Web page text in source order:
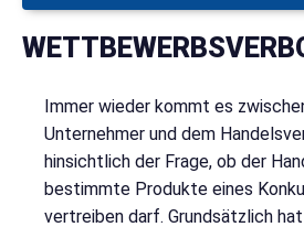
Immer wieder kommt es
Unternehmer und dem
hinsichtlich der Frage, ob der
bestimmte Produkte eines
vertreiben darf. Grundsätzlich